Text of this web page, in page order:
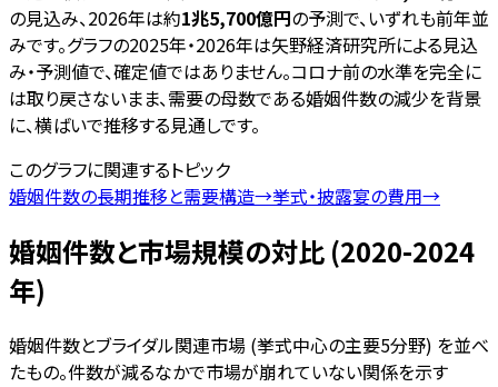
の見込み、2026年は約1兆5,700億円の予測で、いずれも前年並
みです。グラフの2025年・2026年は矢野経済研究所による見込
み・予測値で、確定値ではありません。コロナ前の水準を完全に
は取り戻さないまま、需要の母数である婚姻件数の減少を背景
に、横ばいで推移する見通しです。
このグラフに関連するトピック
婚姻件数の長期推移と需要構造→挙式・披露宴の費用→
婚姻件数と市場規模の対比 (2020-2024
年)
婚姻件数とブライダル関連市場 (挙式中心の主要5分野) を並べ
たもの。件数が減るなかで市場が崩れていない関係を示す